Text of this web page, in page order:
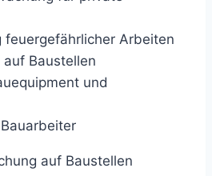
feuergefährlicher Arbeiten
Baustellen
und
auf Baustellen